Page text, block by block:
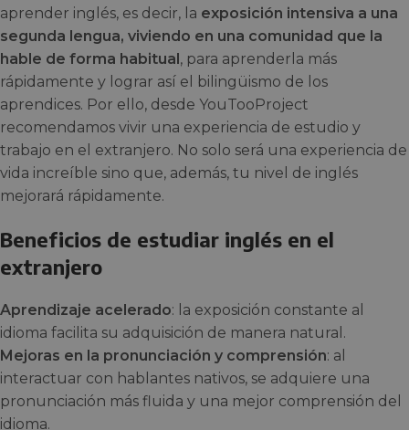
aprender inglés, es decir, la exposición intensiva a una
segunda lengua, viviendo en una comunidad que la
hable de forma habitual, para aprenderla más
rápidamente y lograr así el bilingüismo de los
aprendices. Por ello, desde YouTooProject
recomendamos vivir una experiencia de estudio y
trabajo en el extranjero. No solo será una experiencia de
vida increíble sino que, además, tu nivel de inglés
mejorará rápidamente.
Beneficios de estudiar inglés en el
extranjero
Aprendizaje acelerado: la exposición constante al
idioma facilita su adquisición de manera natural.
Mejoras en la pronunciación y comprensión: al
interactuar con hablantes nativos, se adquiere una
pronunciación más fluida y una mejor comprensión del
idioma.